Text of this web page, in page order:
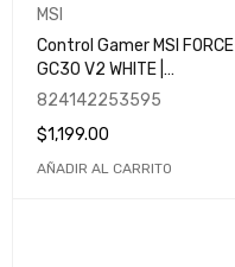
MSI
Control Gamer MSI FORCE
GC30 V2 WHITE |
Multidispositivos | Wireless
Motores de Doble
Vibración | Más de 8 horas
824142253595
$1,199.00
AÑADIR AL CARRITO